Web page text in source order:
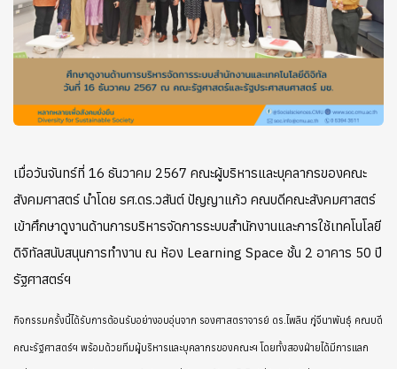
เมื่อวันจันทร์ที่ 16 ธันวาคม 2567 คณะผู้บริหารและบุคลากรของคณะ
สังคมศาสตร์ นำโดย รศ.ดร.วสันต์ ปัญญาแก้ว คณบดีคณะสังคมศาสตร์
เข้าศึกษาดูงานด้านการบริหารจัดการระบบสำนักงานและการใช้เทคโนโลยี
ดิจิทัลสนับสนุนการทำงาน ณ ห้อง Learning Space ชั้น 2 อาคาร 50 ปี
รัฐศาสตร์ฯ
กิจกรรมครั้งนี้ได้รับการต้อนรับอย่างอบอุ่นจาก รองศาสตราจารย์ ดร.ไพลิน ภู่จีนาพันธุ์ คณบดี
คณะรัฐศาสตร์ฯ พร้อมด้วยทีมผู้บริหารและบุคลากรของคณะฯ โดยทั้งสองฝ่ายได้มีการแลก